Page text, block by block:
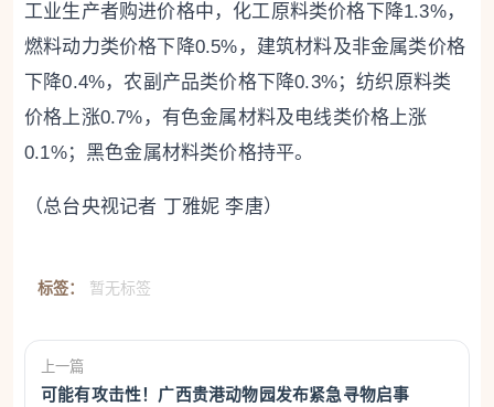
工业生产者购进价格中，化工原料类价格下降1.3%，
燃料动力类价格下降0.5%，建筑材料及非金属类价格
下降0.4%，农副产品类价格下降0.3%；纺织原料类
价格上涨0.7%，有色金属材料及电线类价格上涨
0.1%；黑色金属材料类价格持平。
（总台央视记者 丁雅妮 李唐）
标签： 暂无标签
上一篇
可能有攻击性！广西贵港动物园发布紧急寻物启事